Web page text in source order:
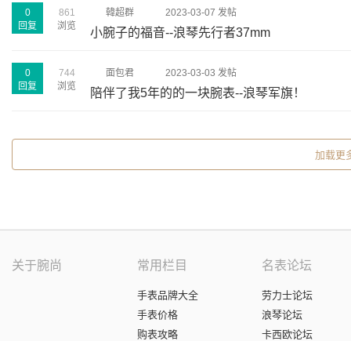
0
回复
861
浏览
韓超群 2023-03-07 发帖
小腕子的福音--浪琴先行者37mm
0
回复
744
浏览
面包君 2023-03-03 发帖
陪伴了我5年的的一块腕表--浪琴军旗！
加载更
关于腕尚 常用栏目
手表品牌大全
手表价格
购表攻略
名表论坛
劳力士论坛
浪琴论坛
卡西欧论坛